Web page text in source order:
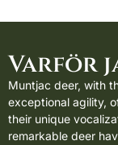
Varför
Muntjac deer, with
exceptional agility,
their unique
remarkable deer